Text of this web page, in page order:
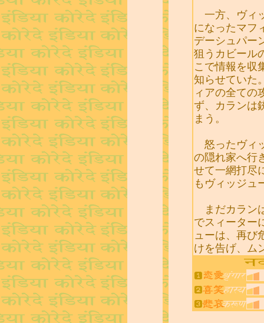
一方、ヴィ
になったマフ
デーシュパー
狙うカビール
こで情報を収
知らせていた
ィアの全ての
ず、カランは
まう。
怒ったヴィ
の隠れ家へ行
せて一網打尽
もヴィッジュ
まだカラン
でスィーター
ューは、再び
けを告げ、ム